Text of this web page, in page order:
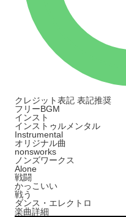
クレジット表記 表記推奨
フリーBGM
インスト
インストゥルメンタル
Instrumental
オリジナル曲
nonsworks
ノンズワークス
Alone
戦闘
かっこいい
戦う
ダンス・エレクトロ
楽曲詳細